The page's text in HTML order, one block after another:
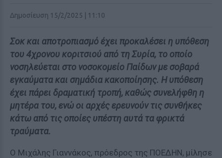
Δημοσίευση 15/2/2025 | 11:10
Σοκ και αποτροπιασμό έχει προκαλέσει η υπόθεση
του 4χρονου κοριτσιού από τη Συρία, το οποίο
νοσηλεύεται στο νοσοκομείο Παίδων με σοβαρά
εγκαύματα και σημάδια κακοποίησης. Η υπόθεση
έχει πάρει δραματική τροπή, καθώς συνελήφθη η
μητέρα του, ενώ οι αρχές ερευνούν τις συνθήκες
κάτω από τις οποίες υπέστη αυτά τα φρικτά
τραύματα.
Ο Μιχάλης Γιαννάκος, πρόεδρος της ΠΟΕΔΗΝ, μίλησε